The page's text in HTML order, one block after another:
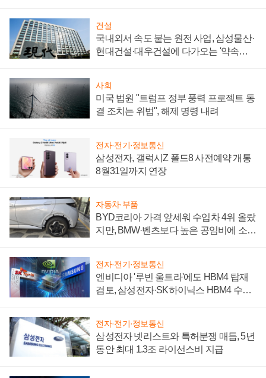
건설
국내외서 속도 붙는 원전 사업, 삼성물산·
현대건설·대우건설에 다가오는 '약속의
사회
미국 법원 "트럼프 정부 풍력 프로젝트 동
결 조치는 위법", 해제 명령 내려
전자·전기·정보통신
삼성전자, 갤럭시Z 폴드8 사전예약 개통
8월31일까지 연장
자동차·부품
BYD코리아 가격 앞세워 수입차 4위 올랐
지만, BMW·벤츠보다 높은 공임비에 소비
전자·전기·정보통신
엔비디아 '루빈 울트라'에도 HBM4 탑재
검토, 삼성전자·SK하이닉스 HBM4 수율
전자·전기·정보통신
삼성전자 넷리스트와 특허분쟁 매듭, 5년
동안 최대 1.3조 라이선스비 지급